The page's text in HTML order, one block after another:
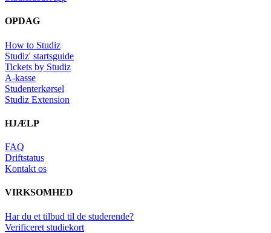
OPDAG
How to Studiz
Studiz' startsguide
Tickets by Studiz
A-kasse
Studenterkørsel
Studiz Extension
HJÆLP
FAQ
Driftstatus
Kontakt os
VIRKSOMHED
Har du et tilbud til de studerende?
Verificeret studiekort